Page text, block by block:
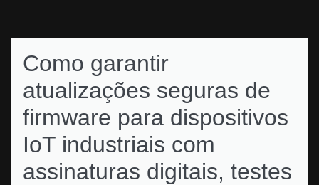
Como garantir
atualizações seguras de
firmware para dispositivos
IoT industriais com
assinaturas digitais, testes